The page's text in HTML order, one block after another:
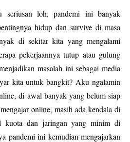
seriusan loh, pandemi ini banyak
hidup dan survive di masa
di sekitar kita yang mengalami
pekerjaannya tutup atau gulung
masalah ini sebagai media
kita untuk bangkit? Aku ngalamin
di awal banyak yang belum siap
online, masih ada kendala di
kuota dan jaringan yang minim di
pandemi ini kemudian mengajarkan